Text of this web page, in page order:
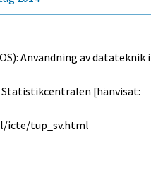
Användning av datateknik i
Statistikcentralen [hänvisat:
tup_sv.html